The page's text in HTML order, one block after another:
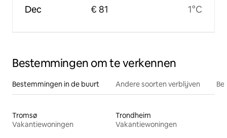
Dec € 81 1°C
Bestemmingen om te verkennen
Bestemmingen in de buurt Andere soorten verblijven
Tromsø
Vakantiewoningen
Trondheim
Vakantiewoningen